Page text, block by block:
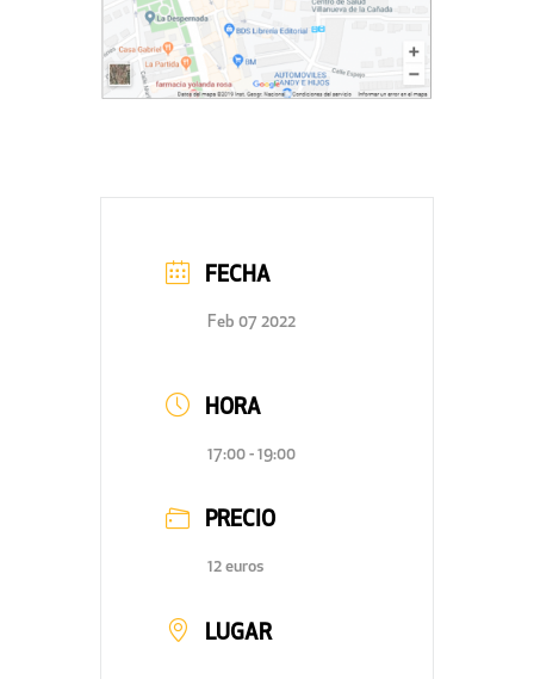
FECHA
Feb 07 2022
HORA
17:00 - 19:00
PRECIO
12 euros
LUGAR